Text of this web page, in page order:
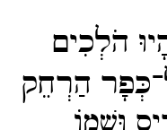
הֹלְכִים
הַרְחֵק